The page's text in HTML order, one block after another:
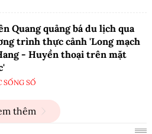
Quang quảng bá du lịch qua
trình thực cảnh 'Long mạch
- Huyền thoại trên mặt
SỐNG SỐ
thêm